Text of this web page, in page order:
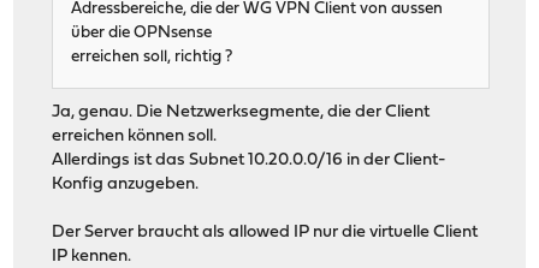
Adressbereiche, die der WG VPN Client von aussen
über die OPNsense
erreichen soll, richtig ?
Ja, genau. Die Netzwerksegmente, die der Client
erreichen können soll.
Allerdings ist das Subnet 10.20.0.0/16 in der Client-
Konfig anzugeben.
Der Server braucht als allowed IP nur die virtuelle Client
IP kennen.